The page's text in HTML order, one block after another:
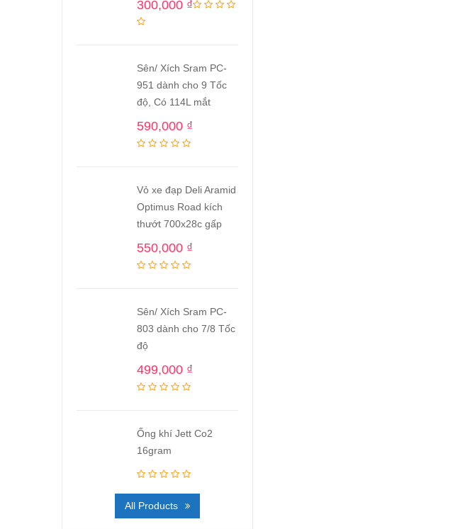
300,000 ₫
Sên/ Xích Sram PC-
951 dành cho 9 Tốc
độ, Có 114L mắt
590,000 ₫
Vỏ xe đạp Deli Aramid
Optimus Road kích
thướt 700x28c gấp
550,000 ₫
Sên/ Xích Sram PC-
803 dành cho 7/8 Tốc
độ
499,000 ₫
Ống khí Jett Co2
16gram
All Products